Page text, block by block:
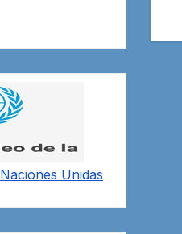
Naciones Unidas